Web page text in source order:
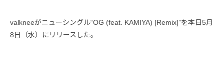
valkneeがニューシングル“OG (feat. KAMIYA) [Remix]”を本日5月
8日（水）にリリースした。